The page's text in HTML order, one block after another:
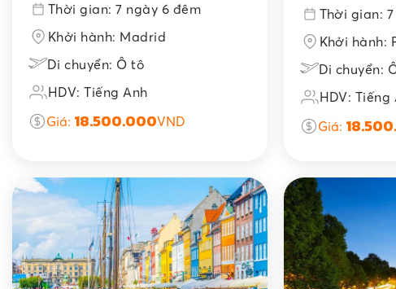
Thời gian: 7 ngày 6 đêm
Khởi hành: Madrid
Di chuyển: Ô tô
HDV: Tiếng Anh
Giá: 18.500.000VND
Thời gian:
Khởi hành:
Di chuyển:
HDV: Tiếng
Giá: